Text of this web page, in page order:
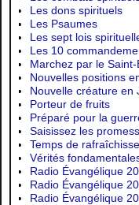
Les dons spirituels
Les Psaumes
Les sept lois
Les 10
Marchez par le Saint-
Nouvelles positions
Nouvelle créature en
Porteur de fruits
Préparé pour la
Saisissez les
Temps de
Vérités
Radio Évangélique
Radio Évangélique
Radio Évangélique